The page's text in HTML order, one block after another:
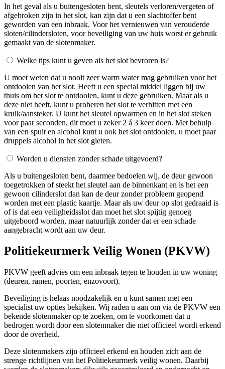
In het geval als u buitengesloten bent, sleutels verloren/vergeten of
afgebroken zijn in het slot, kan zijn dat u een slachtoffer bent
geworden van een inbraak. Voor het vernieuwen van verouderde
sloten/cilindersloten, voor beveiliging van uw huis worst er gebruik
gemaakt van de slotenmaker.
Welke tips kunt u geven als het slot bevroren is?
U moet weten dat u nooit zeer warm water mag gebruiken voor het
ontdooien van het slot. Heeft u een special middel liggen bij uw
thuis om het slot te ontdooien, kunt u deze gebruiken. Maar als u
deze niet heeft, kunt u proberen het slot te verhitten met een
kruik/aansteker. U kunt het sleutel opwarmen en in het slot steken
voor paar seconden, dit moet u zeker 2 á 3 keer doen. Met behulp
van een spuit en alcohol kunt u ook het slot ontdooien, u moet paar
druppels alcohol in het slot gieten.
Worden u diensten zonder schade uitgevoerd?
Als u buitengesloten bent, daarmee bedoelen wij, de deur gewoon
toegetrokken of steekt het sleutel aan de binnenkant en is het een
gewoon cilinderslot dan kan de deur zonder probleem geopend
worden met een plastic kaartje. Maar als uw deur op slot gedraaid is
of is dat een veiligheidsslot dan moet het slot spijtig genoeg
uitgeboord worden, maar natuurlijk zonder dat er een schade
aangebracht wordt aan uw deur.
Politiekeurmerk Veilig Wonen (PKVW)
PKVW geeft advies om een inbraak tegen te houden in uw woning
(deuren, ramen, poorten, enzovoort).
Beveiliging is helaas noodzakelijk en u kunt samen met een
specialist uw opties bekijken. Wij raden u aan om via de PKVW een
bekende slotenmaker op te zoeken, om te voorkomen dat u
bedrogen wordt door een slotenmaker die niet officieel wordt erkend
door de overheid.
Deze slotenmakers zijn officieel erkend en houden zich aan de
strenge richtlijnen van het Politiekeurmerk veilig wonen. Daarbij